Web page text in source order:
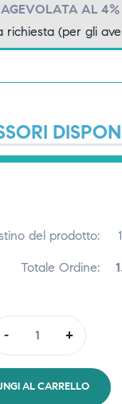
AL 4%
richiesta (per gli
del prodotto:
Totale Ordine:
- +
AL CARRELLO